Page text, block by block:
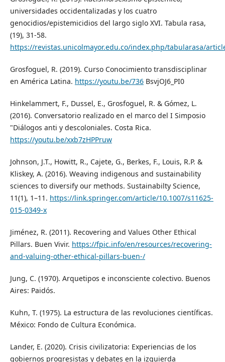
universidades occidentalizadas y los cuatro
genocidios/epistemicidios del largo siglo XVI. Tabula rasa,
(19), 31-58.
https://revistas.unicolmayor.edu.co/index.php/tabularasa/
Grosfoguel, R. (2019). Curso Conocimiento transdisciplinar
en América Latina. https://youtu.be/736BsvjOJ6_PI0
Hinkelammert, F., Dussel, E., Grosfoguel, R. & Gómez, L.
(2016). Conversatorio realizado en el marco del I Simposio
"Diálogos anti y descoloniales. Costa Rica.
https://youtu.be/xxb7zHPPruw
Johnson, J.T., Howitt, R., Cajete, G., Berkes, F., Louis, R.P. &
Kliskey, A. (2016). Weaving indigenous and sustainability
sciences to diversify our methods. Sustainabilty Science,
11(1), 1–11. https://link.springer.com/article/10.1007/s11625-
015-0349-x
Jiménez, R. (2011). Recovering and Values Other Ethical
Pillars. Buen Vivir. https://fpic.info/en/resources/recovering-
and-valuing-other-ethical-pillars-buen-/
Jung, C. (1970). Arquetipos e inconsciente colectivo. Buenos
Aires: Paidós.
Kuhn, T. (1975). La estructura de las revoluciones científicas.
México: Fondo de Cultura Económica.
Lander, E. (2020). Crisis civilizatoria: Experiencias de los
gobiernos progresistas y debates en la izquierda